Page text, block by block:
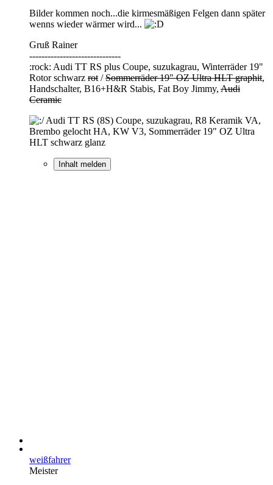
Bilder kommen noch...die kirmesmäßigen Felgen dann später
wenns wieder wärmer wird...
Gruß Rainer
------------------------------
:rock: Audi TT RS plus Coupe, suzukagrau, Winterräder 19"
Rotor schwarz rot /Sommerräder 19" OZ Ultra HLT graphit,
Handschalter, B16+H&R Stabis, Fat Boy Jimmy, Audi
Ceramic
Audi TT RS (8S) Coupe, suzukagrau, R8 Keramik VA,
Brembo gelocht HA, KW V3, Sommerräder 19" OZ Ultra
HLT schwarz glanz
Inhalt melden
weißfahrer
Meister